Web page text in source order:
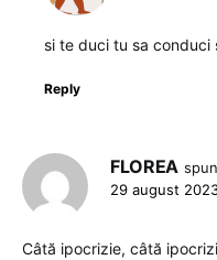
si te duci tu sa conduci
Reply
FLOREA
29 august
Câtă ipocrizie, câtă